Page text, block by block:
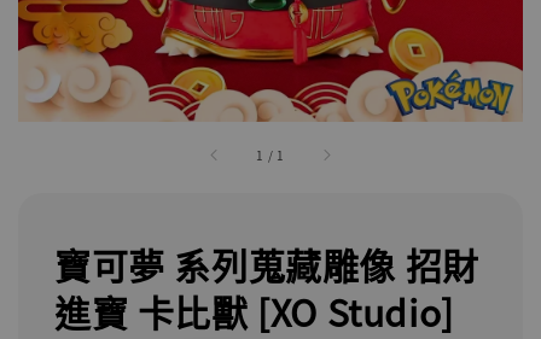
1 / 1
寶可夢 系列蒐藏雕像 招財
進寶 卡比獸 [XO Studio]